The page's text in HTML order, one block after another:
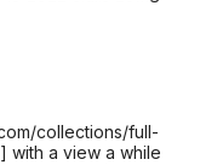
collections/full-
a view a while